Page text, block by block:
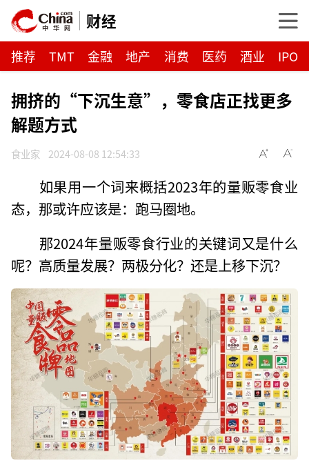
财经
推荐 TMT 金融 地产 消费 医药 酒业 IPO
拥挤的“下沉生意”，零食店正找更多
解题方式
食业家 2024-08-08 12:54:33
如果用一个词来概括2023年的量贩零食业
态，那或许应该是：跑马圈地。
那2024年量贩零食行业的关键词又是什么
呢？高质量发展？两极分化？还是上移下沉？